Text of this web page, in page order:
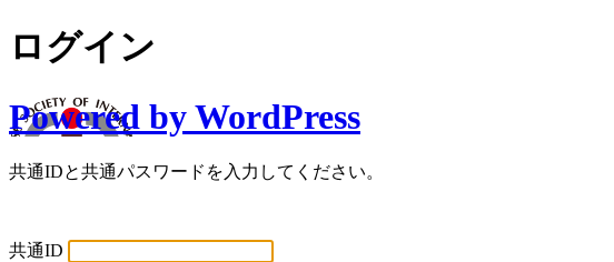
ログイン
Powered by WordPress
共通IDと共通パスワードを入力してください。
共通ID